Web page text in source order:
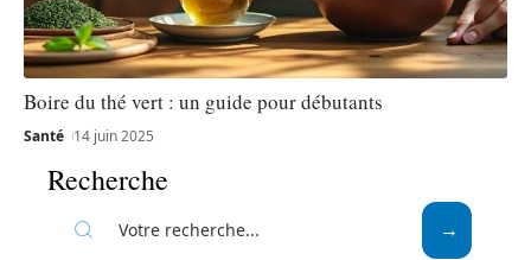
Boire du thé vert : un guide pour débutants
Santé 14 juin 2025
Recherche